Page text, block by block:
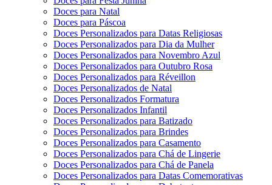
Doces para Natal
Doces para Páscoa
Doces Personalizados para Datas Religiosas
Doces Personalizados para Dia da Mulher
Doces Personalizados para Novembro Azul
Doces Personalizados para Outubro Rosa
Doces Personalizados para Réveillon
Doces Personalizados de Natal
Doces Personalizados Formatura
Doces Personalizados Infantil
Doces Personalizados para Batizado
Doces Personalizados para Brindes
Doces Personalizados para Casamento
Doces Personalizados para Chá de Lingerie
Doces Personalizados para Chá de Panela
Doces Personalizados para Datas Comemorativas